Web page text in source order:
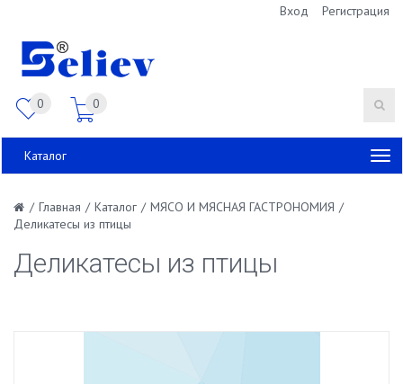
Вход Регистрация
0 0
Каталог
/ Главная / Каталог / МЯСО И МЯСНАЯ ГАСТРОНОМИЯ /
Деликатесы из птицы
Деликатесы из птицы